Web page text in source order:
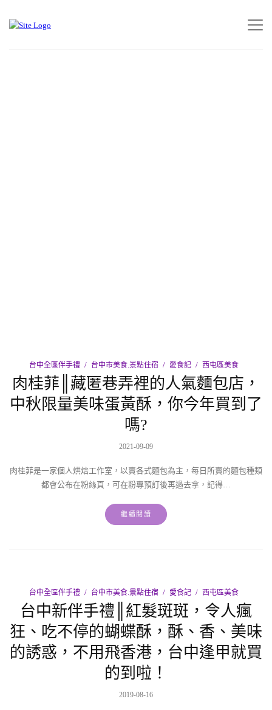
台中全區伴手禮 台中市美食.景點住宿 愛食記 西屯區美食
肉桂菲║藏匿巷弄裡的人氣麵包店，
中秋限量美味蛋黃酥，你今年買到了
嗎?
2021-09-09
肉桂菲是一家個人烘焙工作室，以賣各式麵包為主，每日所賣的麵包種類
都會公布在粉絲頁，可在粉專預訂後再過去拿，記得…
繼續閱讀
台中全區伴手禮 台中市美食.景點住宿 愛食記 西屯區美食
台中新伴手禮║紅髮斑斑，令人瘋
狂、吃不停的蝴蝶酥，酥、香、美味
的誘惑，不用飛香港，台中逢甲就買
的到啦！
2019-08-16